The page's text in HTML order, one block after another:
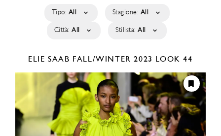
Tipo: All Stagione: All
Città: All Stilista: All
ELIE SAAB FALL/WINTER 2023 LOOK 44